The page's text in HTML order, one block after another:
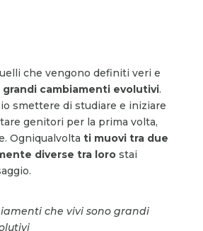
che vengono definiti veri e
grandi cambiamenti evolutivi.
smettere di studiare e iniziare
genitori per la prima volta,
Ogniqualvolta ti muovi tra due
diverse tra lorostai
che vivi sono grandi